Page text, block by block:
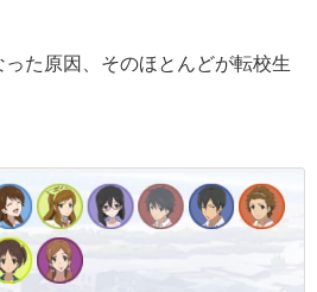
た原因、そのほとんどが転校生